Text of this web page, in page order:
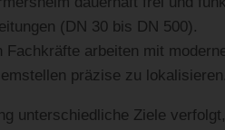
(DN 30 bis DN 500).
Fachkräfte arbeiten mit
präzise zu lokalisieren.
unterschiedliche Ziele